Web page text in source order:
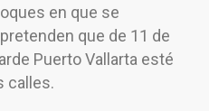
en que se
que de 11 de
Puerto Vallarta esté
calles.